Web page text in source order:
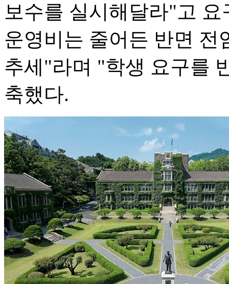
보수를 실시해달라"고
운영비는 줄어든 반면 전
추세"라며 "학생 요구를
축했다.